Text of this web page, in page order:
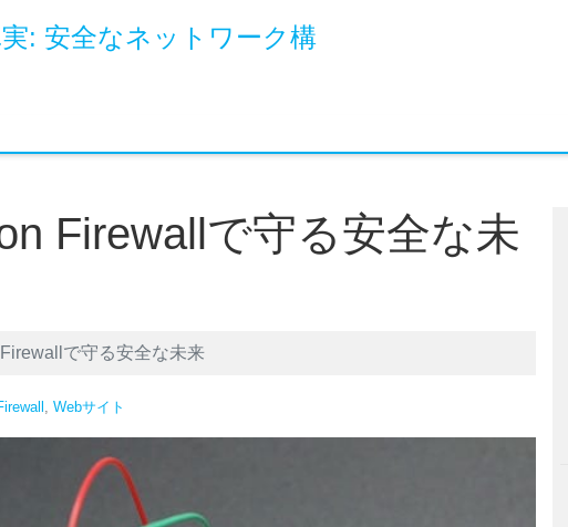
: 安全なネットワーク構
Firewallで守る安全な未
で守る安全な未来
Webサイト